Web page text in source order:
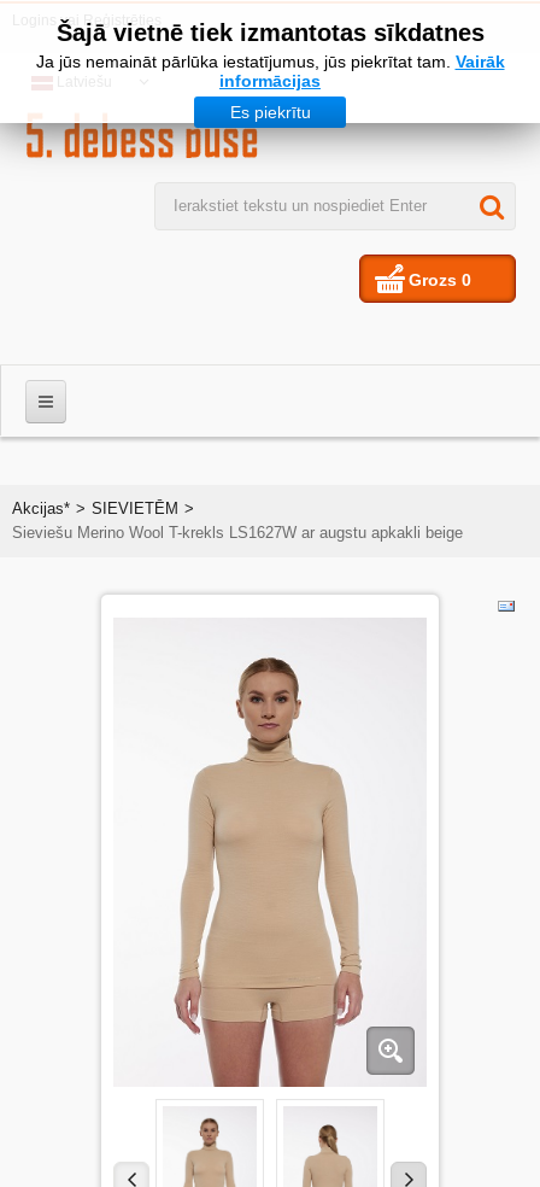
Šajā vietnē tiek izmantotas sīkdatnes
Ja jūs nemaināt pārlūka iestatījumus, jūs piekrītat tam. Vairāk
informācijas
Es piekrītu
vai Reģistrēties
Grozs 0
SIEVIETES
Akcijas* > SIEVIETĒM >
Sieviešu Merino Wool T-krekls LS1627W ar augstu apkakli beige